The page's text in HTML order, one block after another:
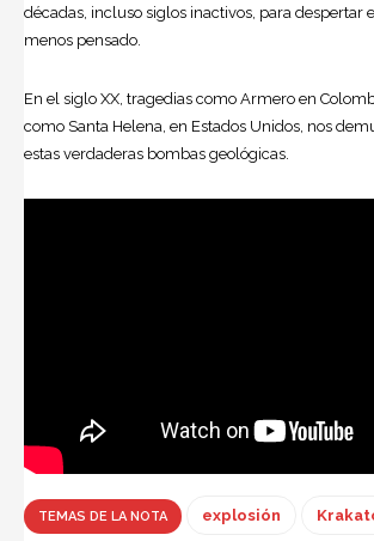
décadas, incluso siglos inactivos, para despertar
menos pensado.
En el siglo XX, tragedias como Armero en
como Santa Helena, en Estados Unidos, nos
estas verdaderas bombas geológicas.
TEMAS DE LA NOTA explosión